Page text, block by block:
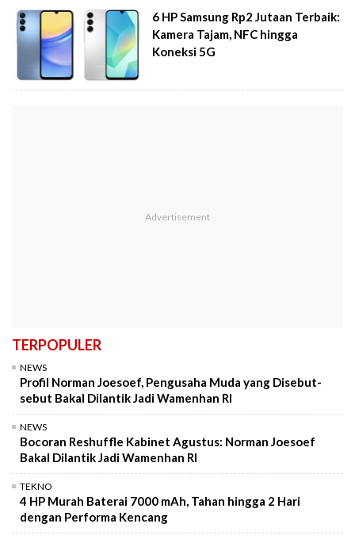
6 HP Samsung Rp2 Jutaan Terbaik:
Kamera Tajam, NFC hingga
Koneksi 5G
TERPOPULER
NEWS
Profil Norman Joesoef, Pengusaha Muda yang Disebut-
sebut Bakal Dilantik Jadi Wamenhan RI
NEWS
Bocoran Reshuffle Kabinet Agustus: Norman Joesoef
Bakal Dilantik Jadi Wamenhan RI
TEKNO
4 HP Murah Baterai 7000 mAh, Tahan hingga 2 Hari
dengan Performa Kencang